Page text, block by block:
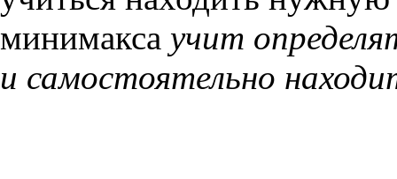
минимакса учит
и самостоятельно